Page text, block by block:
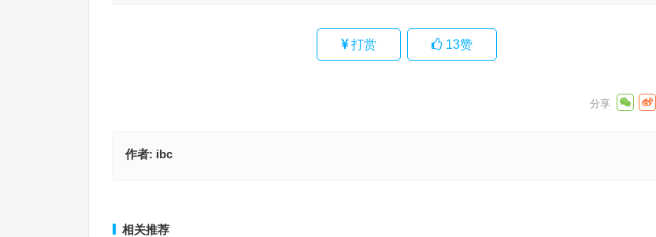
打赏 13赞
作者: ibc
相关推荐